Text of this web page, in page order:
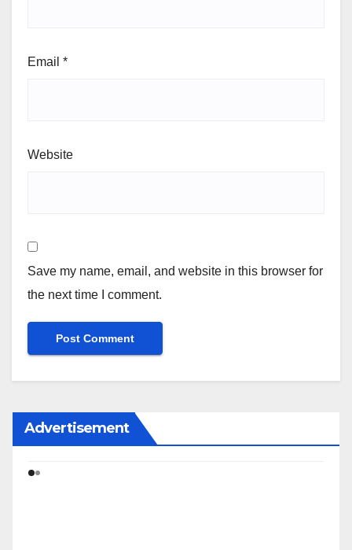
Email *
Website
Save my name, email, and website in this browser for
the next time I comment.
Advertisement